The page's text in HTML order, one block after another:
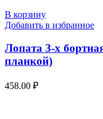
В корзину
Добавить в избранное
Лопата 3-х
планкой)
458.00 ₽